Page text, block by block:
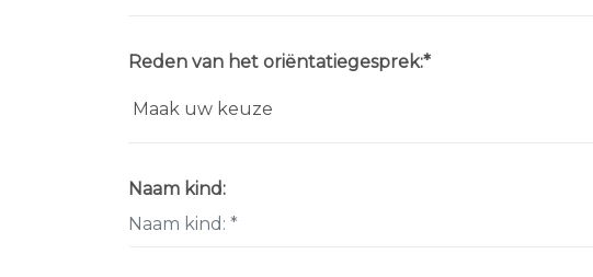
Reden van het oriëntatiegesprek:*
Naam kind: